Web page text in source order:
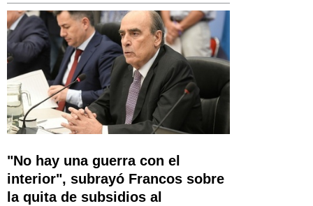
"No hay una guerra con el
interior", subrayó Francos sobre
la quita de subsidios al